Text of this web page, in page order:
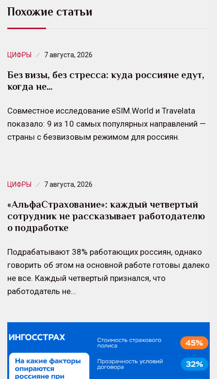
Похожие статьи
ЦИФРЫ 7 августа, 2026
Без визы, без стресса: куда россияне едут,
когда не…
Совместное исследование eSIM.World и Travelata
показало: 9 из 10 самых популярных направлений —
страны с безвизовым режимом для россиян.
ЦИФРЫ 7 августа, 2026
«АльфаСтрахование»: каждый четвертый
сотрудник не рассказывает работодателю
о подработке
Подрабатывают 38% работающих россиян, однако
говорить об этом на основной работе готовы далеко
не все. Каждый четвертый признался, что
работодатель не…